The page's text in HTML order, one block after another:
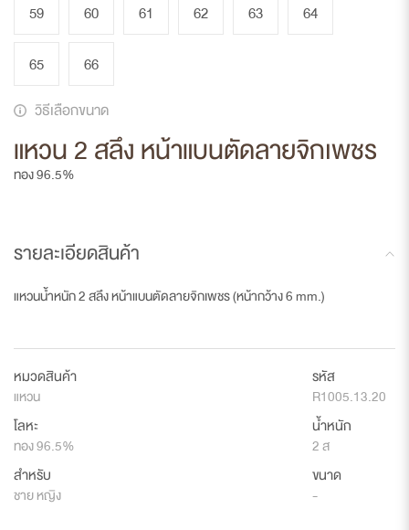
แหวน 2 สลึง หน้าแบนตัดลายจิกเพชร
ทอง 96.5%
59 60 61 62 63 64
65
66
วิธีเลือกขนาด
รายละเอียดสินค้า
แหวนน้ำหนัก 2 สลึง หน้าแบนตัดลายจิกเพชร (หน้ากว้าง 6 mm.)
หมวดสินค้า
แหวน
โลหะ
ทอง 96.5%
สำหรับ
ชาย หญิง
รหัส
R1005.13.20
น้ำหนัก
2 ส
ขนาด
-